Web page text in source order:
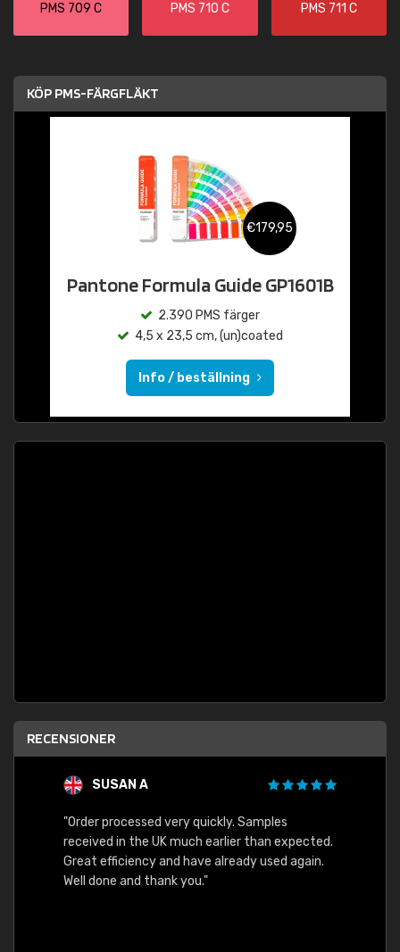
PMS 709 C PMS 710 C PMS 711 C
KÖP PMS-FÄRGFLÄKT
€179,95
Pantone Formula Guide GP1601B
2.390 PMS färger
4,5 x 23,5 cm, (un)coated
Info / beställning
RECENSIONER
SUSAN A
"Order processed very quickly. Samples
received in the UK much earlier than expected.
Great efficiency and have already used again.
Well done and thank you."